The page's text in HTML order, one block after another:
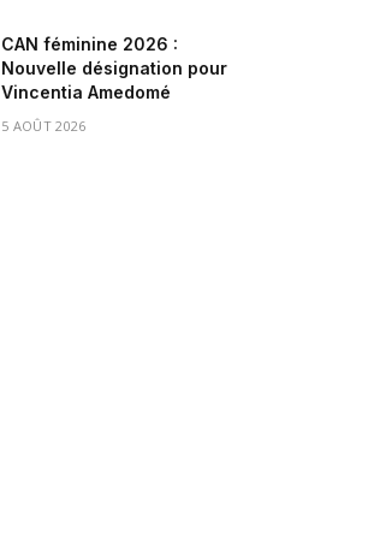
CAN féminine 2026 :
Nouvelle désignation pour
Vincentia Amedomé
5 AOÛT 2026